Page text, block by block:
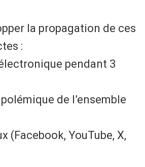
la propagation de ces
:
pendant 3
de l’ensemble
(Facebook, YouTube, X,